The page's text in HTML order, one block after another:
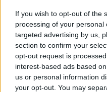
If you wish to opt-out of the
processing of your
targeted advertising by us,
section to confirm your
opt-out request is
interest-based ads based
us or personal information
your opt-out. You may
Reutersnek azt
még az alku. Az
figyelmeztetett, hogy
az alku, akkor egy
előtti összehívásával
de utána már nem, így